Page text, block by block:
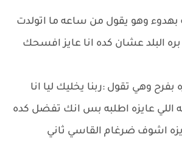
وهو يقول من ساعه ما اتولدت
البلد عشان كده انا عايز افسحك
وهي تقول :ربنا يخليك ليا انا
اللي عايزه اطلبه بس انك تفضل كده
اشوف ضرغام القاسي ثاني